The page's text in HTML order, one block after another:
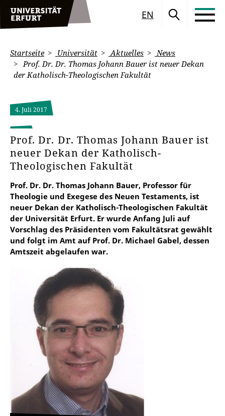
EN
Startseite Universität Aktuelles
News
Prof. Dr. Dr. Thomas Johann Bauer ist neuer Dekan
der Katholisch-Theologischen Fakultät
4. Juli 2017
Prof. Dr. Dr. Thomas Johann Bauer ist
neuer Dekan der Katholisch-
Theologischen Fakultät
Prof. Dr. Dr. Thomas Johann Bauer, Professor für
Theologie und Exegese des Neuen Testaments, ist
neuer Dekan der Katholisch-Theologischen Fakultät
der Universität Erfurt. Er wurde Anfang Juli auf
Vorschlag des Präsidenten vom Fakultätsrat gewählt
und folgt im Amt auf Prof. Dr. Michael Gabel, dessen
Amtszeit abgelaufen war.